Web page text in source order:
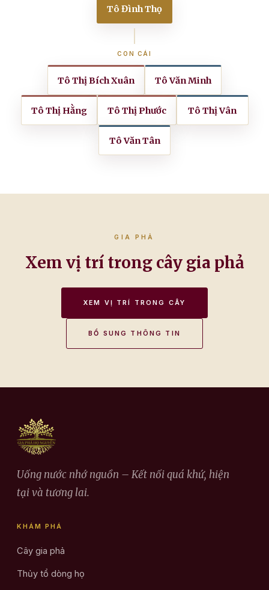
Tô Đình Thọ
CON CÁI
Tô Thị Bích Xuân Tô Văn Minh
Tô Thị Hằng Tô Thị Phước Tô Thị Vân
Tô Văn Tân
GIA PHẢ
Xem vị trí trong cây gia phả
XEM VỊ TRÍ TRONG CÂY
BỔ SUNG THÔNG TIN
Uống nước nhớ nguồn – Kết nối quá khứ, hiện
tại và tương lai.
KHÁM PHÁ
Cây gia phả
Thủy tổ dòng họ